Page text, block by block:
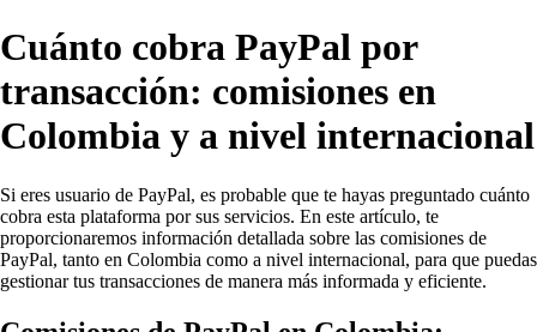
Cuánto cobra PayPal por
transacción: comisiones en
Colombia y a nivel internacional
Si eres usuario de PayPal, es probable que te hayas preguntado cuánto
cobra esta plataforma por sus servicios. En este artículo, te
proporcionaremos información detallada sobre las comisiones de
PayPal, tanto en Colombia como a nivel internacional, para que puedas
gestionar tus transacciones de manera más informada y eficiente.